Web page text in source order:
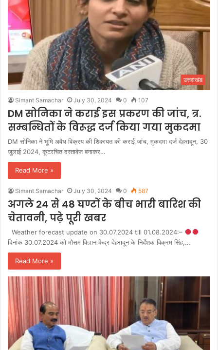
उत्तराखंड
Simant Samachar July 30, 2024 0 107
DM सोनिका ने कराई इस प्रकरण की जांच, त्र.
सम्बन्धितों के विरूद्ध दर्ज किया गया मुकदमा
DM सोनिका ने भूमि अवैध विक्रय की शिकायत की कराई जांच, मुकदमा दर्ज देहरादून, 30
जुलाई 2024, कूटरचित दस्तावेज बनाकर…
Read More »
Simant Samachar July 30, 2024 0 587
अगले 24 से 48 घण्टों के बीच भारी बारिश की
चेतावनी, पढ़े पूरी खबर
Weather forecast update on 30.07.2024 till 01.08.2024:–
दिनांक 30.07.2024 को मौसम विज्ञान केंद्र देहरादून के निर्देशक विक्रम सिंह,…
Read More »